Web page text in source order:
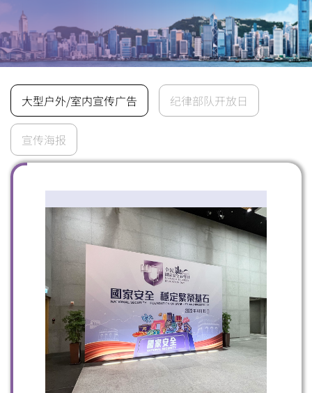
大型户外/室内宣传广告 纪律部队开放日
宣传海报
扫一扫关注我们的社交媒体，紧贴最新资讯！
微信 微博 小红书